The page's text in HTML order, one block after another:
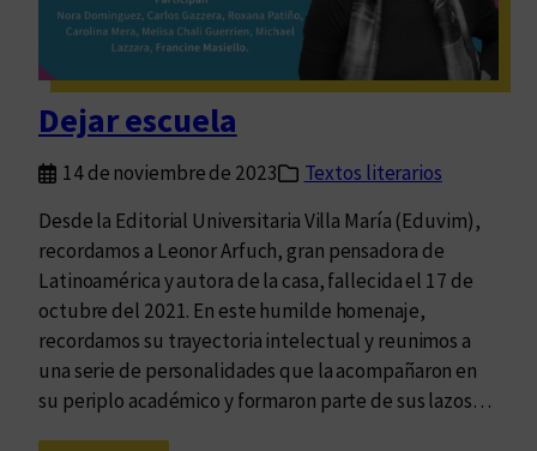
Dejar escuela
14 de noviembre de 2023
Textos literarios
Desde la Editorial Universitaria Villa María (Eduvim),
recordamos a Leonor Arfuch, gran pensadora de
Latinoamérica y autora de la casa, fallecida el 17 de
octubre del 2021. En este humilde homenaje,
recordamos su trayectoria intelectual y reunimos a
una serie de personalidades que la acompañaron en
su periplo académico y formaron parte de sus lazos…